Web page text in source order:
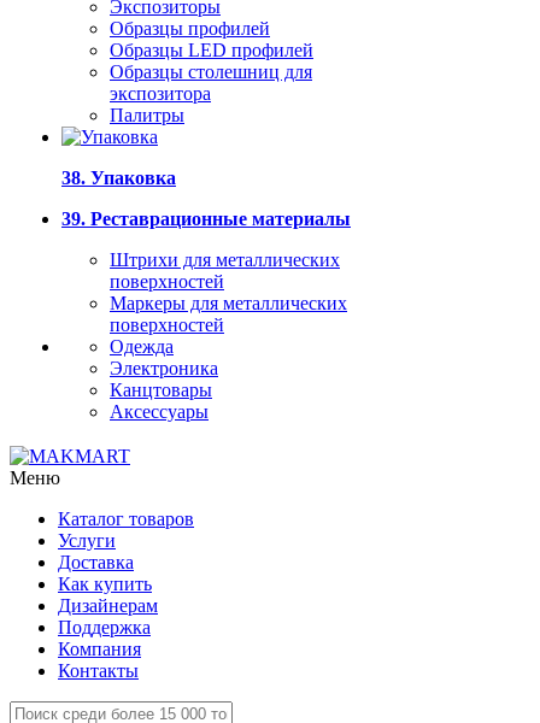
Экспозиторы
Образцы профилей
Образцы LED профилей
Образцы столешниц для
экспозитора
Палитры
38. Упаковка
39. Реставрационные материалы
Штрихи для металлических
поверхностей
Маркеры для металлических
поверхностей
Одежда
Электроника
Канцтовары
Аксессуары
Меню
Каталог товаров
Услуги
Доставка
Как купить
Дизайнерам
Поддержка
Компания
Контакты